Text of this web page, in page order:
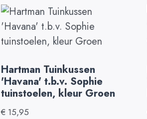
Hartman Tuinkussen
'Havana' t.b.v. Sophie
tuinstoelen, kleur Groen
€15,95